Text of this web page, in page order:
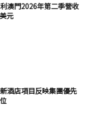
澳門2026年第二季營收
元
酒店項目反映集團優先